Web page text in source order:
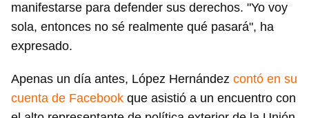
manifestarse para defender sus derechos. "Yo voy
sola, entonces no sé realmente qué pasará", ha
expresado.
Apenas un día antes, López Hernández contó en su
cuenta de Facebook que asistió a un encuentro con